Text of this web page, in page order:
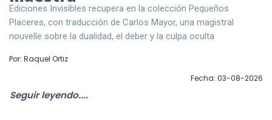
Ediciones Invisibles recupera en la colección Pequeños
Placeres, con traducción de Carlos Mayor, una magistral
nouvelle sobre la dualidad, el deber y la culpa oculta
Por: Raquel Ortiz
Fecha: 03-08-2026
Seguir leyendo....